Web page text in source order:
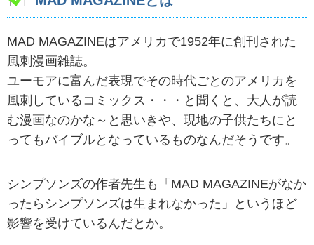
MAD MAGAZINEはアメリカで1952年に創刊された
風刺漫画雑誌。
ユーモアに富んだ表現でその時代ごとのアメリカを
風刺しているコミックス・・・と聞くと、大人が読
む漫画なのかな～と思いきや、現地の子供たちにと
ってもバイブルとなっているものなんだそうです。
シンプソンズの作者先生も「MAD MAGAZINEがなか
ったらシンプソンズは生まれなかった」というほど
影響を受けているんだとか。